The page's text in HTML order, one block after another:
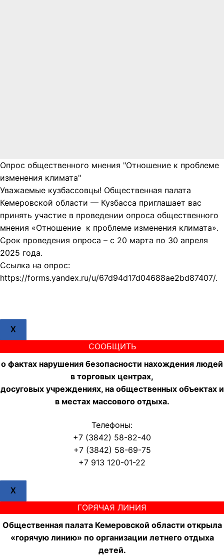
Опрос общественного мнения "Отношение к проблеме
изменения климата"
Уважаемые кузбассовцы! Общественная палата
Кемеровской области — Кузбасса приглашает вас
принять участие в проведении опроса общественного
мнения «Отношение к проблеме изменения климата».
Срок проведения опроса – с 20 марта по 30 апреля
2025 года.
Ссылка на опрос:
https://forms.yandex.ru/u/67d94d17d04688ae2bd87407/.
X
СООБЩИТЬ
о фактах нарушения безопасности нахождения людей
в торговых центрах,
досуговых учреждениях, на общественных объектах и
в местах массового отдыха.
Телефоны:
+7 (3842) 58-82-40
+7 (3842) 58-69-75
+7 913 120-01-22
X
ГОРЯЧАЯ ЛИНИЯ
Общественная палата Кемеровской области открыла
«горячую линию» по организации летнего отдыха
детей.